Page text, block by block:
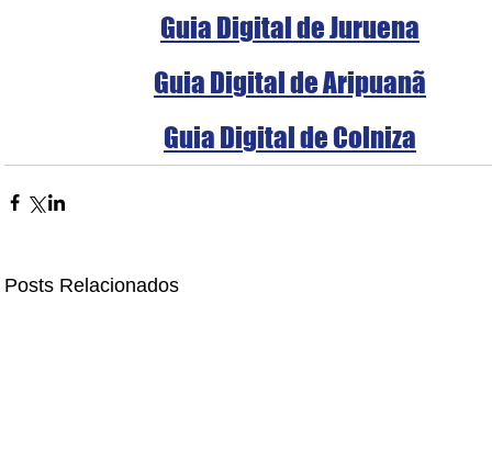
Guia Digital de Juruena
Guia Digital de Aripuanã
Guia Digital de Colniza
Posts Relacionados